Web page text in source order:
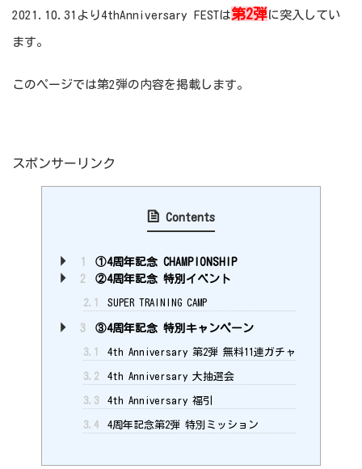
2021.10.31より4thAnniversary FESTは第2弾に突入してい
ます。
このページでは第2弾の内容を掲載します。
スポンサーリンク
Contents
1
①4周年記念 CHAMPIONSHIP
2
②4周年記念 特別イベント
2.1 SUPER TRAINING CAMP
3 ③4周年記念 特別キャンペーン
3.1 4th Anniversary 第2弾 無料11連ガチャ
3.2 4th Anniversary 大抽選会
3.3 4th Anniversary 福引
3.4 4周年記念第2弾 特別ミッション